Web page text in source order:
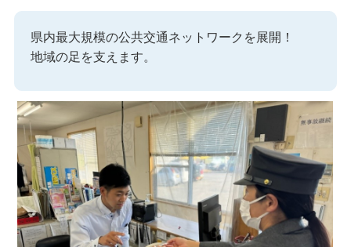
県内最大規模の公共交通ネットワークを展開！
地域の足を支えます。